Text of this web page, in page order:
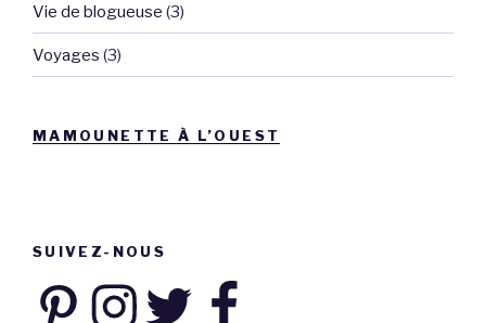
Vie de blogueuse (3)
Voyages (3)
MAMOUNETTE À L’OUEST
SUIVEZ-NOUS
PinterestInstagramTwitter Facebook